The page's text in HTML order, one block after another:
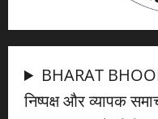
BHARAT
निष्पक्ष और व्यापक